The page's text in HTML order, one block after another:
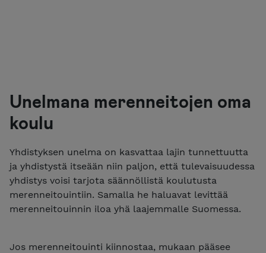
Unelmana merenneitojen oma
koulu
Yhdistyksen unelma on kasvattaa lajin tunnettuutta
ja yhdistystä itseään niin paljon, että tulevaisuudessa
yhdistys voisi tarjota säännöllistä koulutusta
merenneitouintiin. Samalla he haluavat levittää
merenneitouinnin iloa yhä laajemmalle Suomessa.
Jos merenneitouinti kiinnostaa, mukaan pääsee